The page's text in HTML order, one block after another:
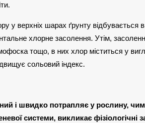
у верхніх шарах ґрунту відбувається
хлорне засолення. Утім,
тощо, в них хлор міститься у
сольовий індекс.
і швидко потрапляє у рослину,
системи, викликає